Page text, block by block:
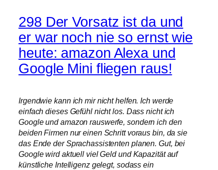
298 Der Vorsatz ist da und
er war noch nie so ernst wie
heute: amazon Alexa und
Google Mini fliegen raus!
Irgendwie kann ich mir nicht helfen. Ich werde
einfach dieses Gefühl nicht los. Dass nicht ich
Google und amazon rauswerfe, sondern ich den
beiden Firmen nur einen Schritt voraus bin, da sie
das Ende der Sprachassistenten planen. Gut, bei
Google wird aktuell viel Geld und Kapazität auf
künstliche Intelligenz gelegt, sodass ein